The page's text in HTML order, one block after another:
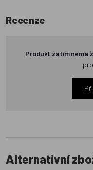
Recenze
Produkt zatím nemá
Alternativní